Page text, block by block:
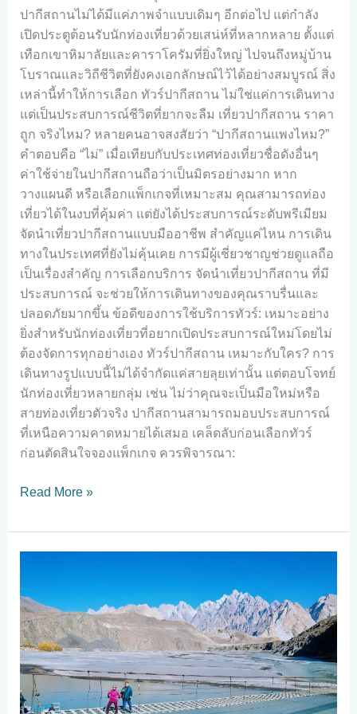
ปากีสถานไม่ได้มีแค่ภาพจำแบบเดิมๆ อีกต่อไป แต่กำลัง
เปิดประตูต้อนรับนักท่องเที่ยวด้วยเสน่ห์ที่หลากหลาย ตั้งแต่
เทือกเขาหิมาลัยและคาราโครัมที่ยิ่งใหญ่ ไปจนถึงหมู่บ้าน
โบราณและวิถีชีวิตที่ยังคงเอกลักษณ์ไว้ได้อย่างสมบูรณ์ สิ่ง
เหล่านี้ทำให้การเลือก ทัวร์ปากีสถาน ไม่ใช่แค่การเดินทาง
แต่เป็นประสบการณ์ชีวิตที่ยากจะลืม เที่ยวปากีสถาน ราคา
ถูก จริงไหม? หลายคนอาจสงสัยว่า “ปากีสถานแพงไหม?”
คำตอบคือ “ไม่” เมื่อเทียบกับประเทศท่องเที่ยวชื่อดังอื่นๆ
ค่าใช้จ่ายในปากีสถานถือว่าเป็นมิตรอย่างมาก หาก
วางแผนดี หรือเลือกแพ็กเกจที่เหมาะสม คุณสามารถท่อง
เที่ยวได้ในงบที่คุ้มค่า แต่ยังได้ประสบการณ์ระดับพรีเมียม
จัดนำเที่ยวปากีสถานแบบมืออาชีพ สำคัญแค่ไหน การเดิน
ทางในประเทศที่ยังไม่คุ้นเคย การมีผู้เชี่ยวชาญช่วยดูแลถือ
เป็นเรื่องสำคัญ การเลือกบริการ จัดนำเที่ยวปากีสถาน ที่มี
ประสบการณ์ จะช่วยให้การเดินทางของคุณราบรื่นและ
ปลอดภัยมากขึ้น ข้อดีของการใช้บริการทัวร์: เหมาะอย่าง
ยิ่งสำหรับนักท่องเที่ยวที่อยากเปิดประสบการณ์ใหม่โดยไม่
ต้องจัดการทุกอย่างเอง ทัวร์ปากีสถาน เหมาะกับใคร? การ
เดินทางรูปแบบนี้ไม่ได้จำกัดแค่สายลุยเท่านั้น แต่ตอบโจทย์
นักท่องเที่ยวหลายกลุ่ม เช่น ไม่ว่าคุณจะเป็นมือใหม่หรือ
สายท่องเที่ยวตัวจริง ปากีสถานสามารถมอบประสบการณ์
ที่เหนือความคาดหมายได้เสมอ เคล็ดลับก่อนเลือกทัวร์
ก่อนตัดสินใจจองแพ็กเกจ ควรพิจารณา:
Read More »
เส้น
ทาง
สวรรค์
บน
ดิน
กับ